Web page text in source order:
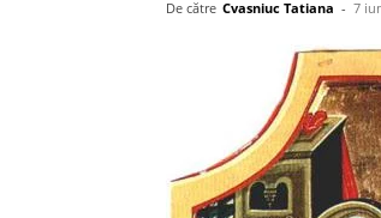
De către Cvasniuc Tatiana - 7